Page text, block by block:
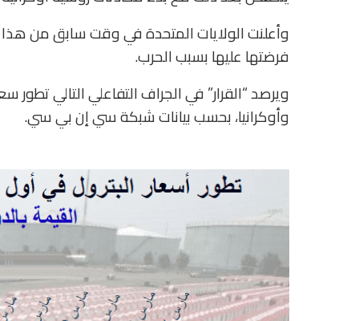
وأعلنت الولايات المتحدة في وقت سابق من
فرضتها عليها بسبب الحرب.
وأوكرانيا، بحسب بيانات شبكة سي إن بي سي.